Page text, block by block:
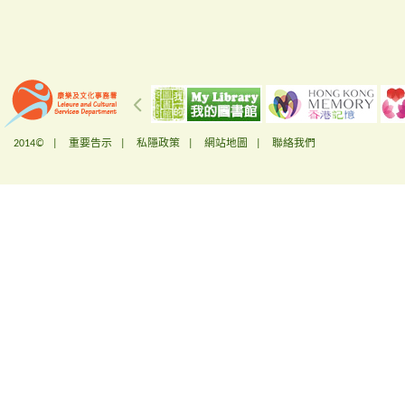
2014© | 重要告示 私隱政策 網站地圖 聯絡我們